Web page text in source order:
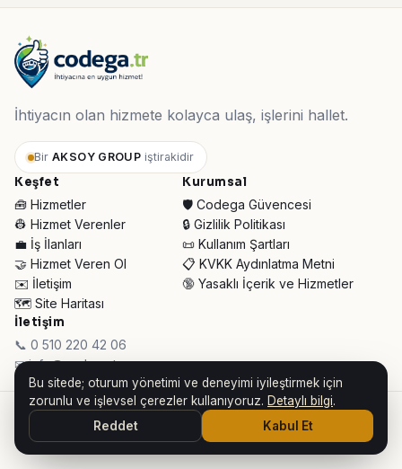
İhtiyacın olan hizmete kolayca ulaş, işlerini hallet.
Bir AKSOY GROUP iştirakidir
Keşfet
🧰 Hizmetler
👷 Hizmet Verenler
💼 İş İlanları
🤝 Hizmet Veren Ol
✉️ İletişim
🗺️ Site Haritası
Kurumsal
🛡️ Codega Güvencesi
🔒 Gizlilik Politikası
📜 Kullanım Şartları
📋 KVKK Aydınlatma Metni
🔞 Yasaklı İçerik ve Hizmetler
İletişim
📞 0 510 220 42 06
✉ info@codega.tr
© 2026 Codega Hizmet Pazaryeri ·
AKSOY GROUP iştirakidir
👥 Toplam Ziyaretçi: 34.220 · Bugün:572
Bu sitede; oturum yönetimi ve deneyimi iyileştirmek için
zorunlu ve işlevsel çerezler kullanıyoruz. Detaylı bilgi.
Reddet
Kabul Et